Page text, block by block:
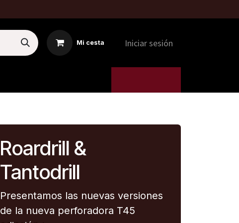
Mi cesta Iniciar sesión
Roardrill &
Tantodrill
Presentamos las nuevas versiones
de la nueva perforadora T45